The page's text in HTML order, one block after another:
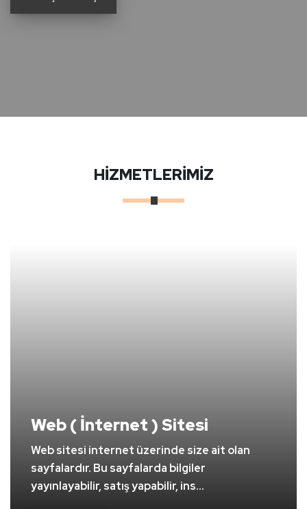
HİZMETLERİMİZ
Web ( İnternet ) Sitesi
Web sitesi internet üzerinde size ait olan
sayfalardır. Bu sayfalarda bilgiler
yayınlayabilir, satış yapabilir, ins...